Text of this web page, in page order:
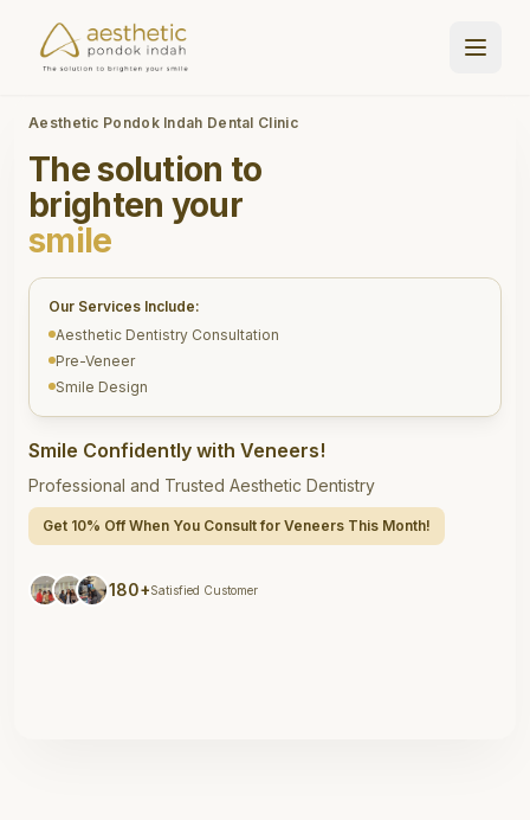
Aesthetic Pondok Indah Dental Clinic
The solution to
brighten your
smile
Our Services Include:
Aesthetic Dentistry Consultation
Pre-Veneer
Smile Design
Smile Confidently with Veneers!
Professional and Trusted Aesthetic Dentistry
Get 10% Off When You Consult for Veneers This Month!
180+Satisfied Customer